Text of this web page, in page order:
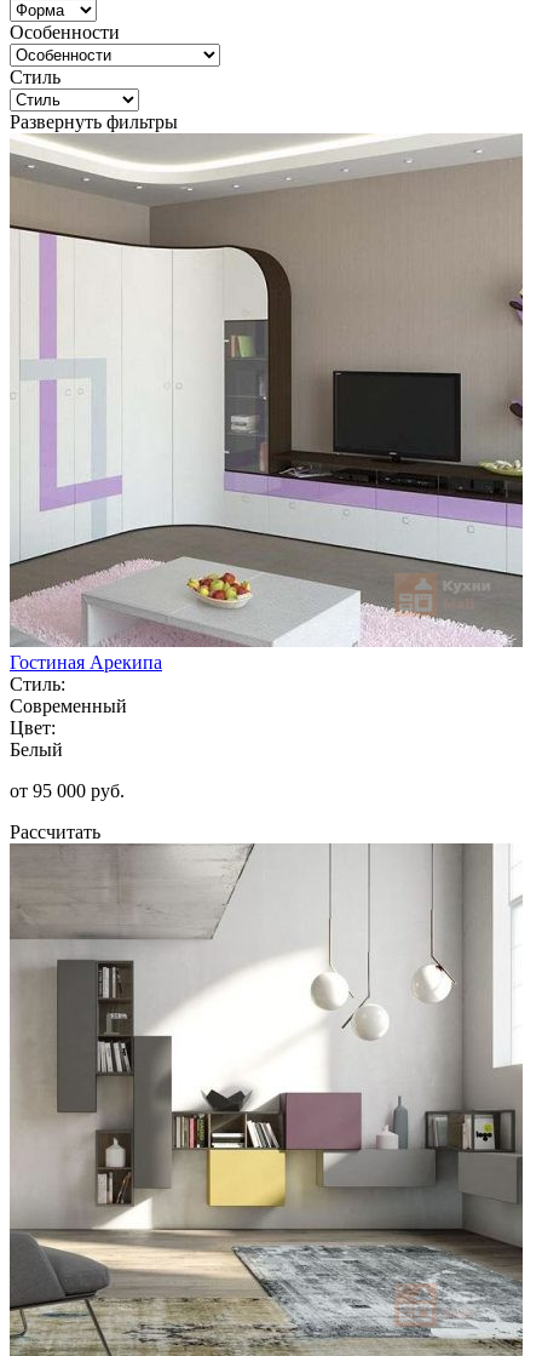
Особенности
Стиль
Развернуть фильтры
Гостиная Арекипа
Стиль:
Современный
Цвет:
Белый
от 95 000 руб.
Рассчитать